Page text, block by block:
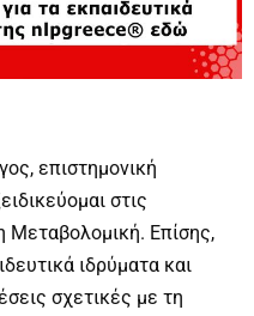
επιστημονική
στις
Μεταβολομική. Επίσης,
ιδρύματα και
σχετικές με τη